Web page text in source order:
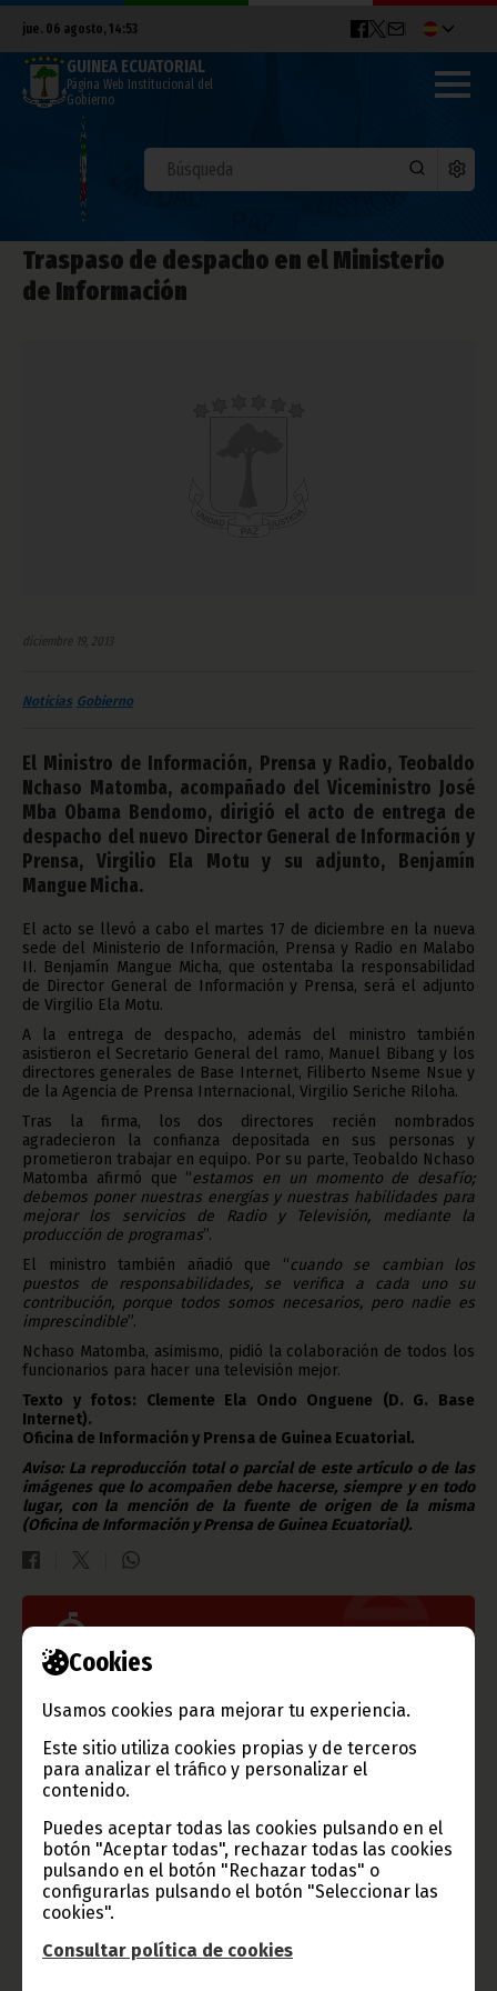
Cookies
Usamos cookies para mejorar tu experiencia.
Este sitio utiliza cookies propias y de terceros
para analizar el tráfico y personalizar el
contenido.
Puedes aceptar todas las cookies pulsando en el
botón "Aceptar todas", rechazar todas las cookies
pulsando en el botón "Rechazar todas" o
configurarlas pulsando el botón "Seleccionar las
cookies".
Consultar política de cookies
jue. 06 agosto, 14:53
GUINEA ECUATORIAL
Página Web Institucional del
Gobierno
Traspaso de despacho en el Ministerio
de Información
diciembre 19, 2013
Noticias Gobierno
El Ministro de Información, Prensa y Radio, Teobaldo
Nchaso Matomba, acompañado del Viceministro José
Mba Obama Bendomo, dirigió el acto de entrega de
despacho del nuevo Director General de Información y
Prensa, Virgilio Ela Motu y su adjunto, Benjamín
Mangue Micha.
El acto se llevó a cabo el martes 17 de diciembre en la nueva
sede del Ministerio de Información, Prensa y Radio en Malabo
II. Benjamín Mangue Micha, que ostentaba la responsabilidad
de Director General de Información y Prensa, será el adjunto
de Virgilio Ela Motu.
A la entrega de despacho, además del ministro también
asistieron el Secretario General del ramo, Manuel Bibang y los
directores generales de Base Internet, Filiberto Nseme Nsue y
de la Agencia de Prensa Internacional, Virgilio Seriche Riloha.
Tras la firma, los dos directores recién nombrados
agradecieron la confianza depositada en sus personas y
prometieron trabajar en equipo. Por su parte, Teobaldo Nchaso
Matomba afirmó que “estamos en un momento de desafío;
debemos poner nuestras energías y nuestras habilidades para
mejorar los servicios de Radio y Televisión, mediante la
producción de programas”.
El ministro también añadió que “cuando se cambian los
puestos de responsabilidades, se verifica a cada uno su
contribución, porque todos somos necesarios, pero nadie es
imprescindible”.
Nchaso Matomba, asimismo, pidió la colaboración de todos los
funcionarios para hacer una televisión mejor.
Texto y fotos: Clemente Ela Ondo Onguene (D. G. Base
Internet).
Oficina de Información y Prensa de Guinea Ecuatorial.
Aviso: La reproducción total o parcial de este artículo o de las
imágenes que lo acompañen debe hacerse, siempre y en todo
lugar, con la mención de la fuente de origen de la misma
(Oficina de Información y Prensa de Guinea Ecuatorial).
Información de Guinea Ecuatorial
TVGE
Radio Nacional de Guinea